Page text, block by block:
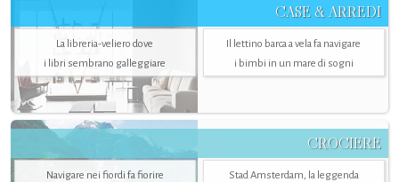
CASE & ARREDI
La libreria-veliero dove
i libri sembrano galleggiare
Il lettino barca a vela fa navigare
i bimbi in un mare di sogni
CROCIERE
Navigare nei fiordi fa fiorire
Stad Amsterdam, la leggenda